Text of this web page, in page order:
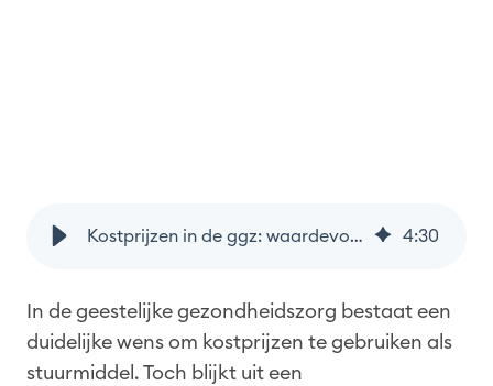
Kostprijzen in de ggz: waardevol stuurmiddel, maar nog niet goed inzetbaar 4:30
In de geestelijke gezondheidszorg bestaat een
duidelijke wens om kostprijzen te gebruiken als
stuurmiddel. Toch blijkt uit een